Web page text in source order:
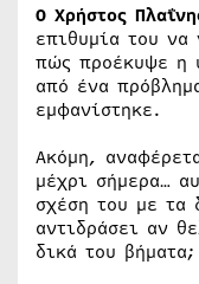
Ο Χρήστος
επιθυμία του να
πώς προέκυψε η
από ένα
εμφανίστηκε.
Ακόμη,
μέχρι σήμερα…
σχέση του με τα
αντιδράσει αν
δικά του βήματα;